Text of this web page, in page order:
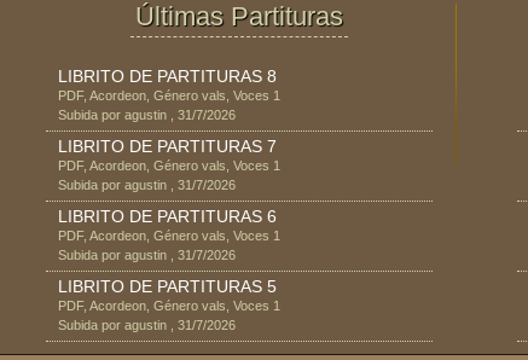
Últimas Partituras
LIBRITO DE PARTITURAS 8
PDF, Acordeon , Género vals , Voces 1
Subida por agustin 31/7/2026
LIBRITO DE PARTITURAS 7
PDF, Acordeon , Género vals , Voces 1
Subida por agustin 31/7/2026
LIBRITO DE PARTITURAS 6
PDF, Acordeon , Género vals , Voces 1
Subida por agustin 31/7/2026
LIBRITO DE PARTITURAS 5
PDF, Acordeon , Género vals , Voces 1
Subida por agustin 31/7/2026